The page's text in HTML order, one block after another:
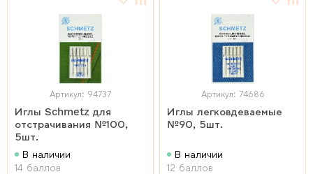
Артикул: 94737
Иглы Schmetz для
отстрачивания №100,
5шт.
В наличии
14 баллов
Артикул: 74686
Иглы легковдеваемые
№90, 5шт.
В наличии
12 баллов